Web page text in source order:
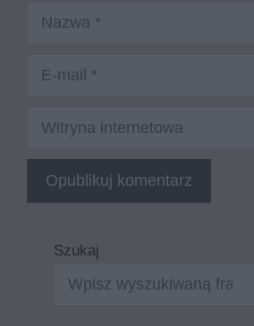
Witryna
internetowa
Szukaj